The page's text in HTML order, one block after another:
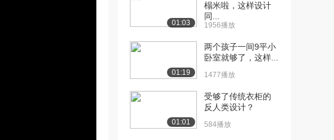
01:03
榻米啦，这样设计
同...
1956播放
01:19
两个孩子一间9平小
卧室就够了，这样...
1477播放
01:01
受够了传统衣柜的
反人类设计？
584播放